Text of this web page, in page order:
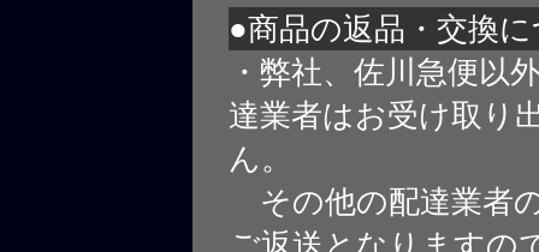
●商品の返品・交換
・弊社、佐川急便以
達業者はお受け取り
ん。
その他の配達業者